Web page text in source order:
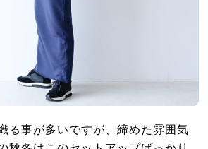
る事が多いですが、締めた雰囲気